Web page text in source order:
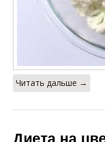
Читать дальше →